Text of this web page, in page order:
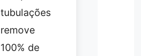
tubulações
remove
100% de